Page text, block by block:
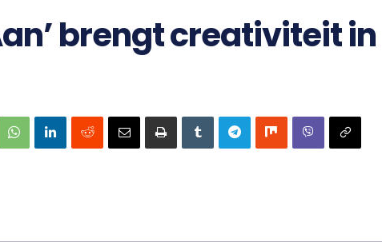
brengt creativiteit in